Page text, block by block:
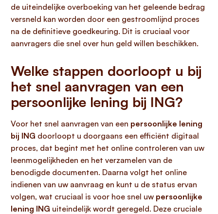
de uiteindelijke overboeking van het geleende bedrag
versneld kan worden door een gestroomlijnd proces
na de definitieve goedkeuring. Dit is cruciaal voor
aanvragers die snel over hun geld willen beschikken.
Welke stappen doorloopt u bij
het snel aanvragen van een
persoonlijke lening bij ING?
Voor het snel aanvragen van een persoonlijke lening
bij ING doorloopt u doorgaans een efficiënt digitaal
proces, dat begint met het online controleren van uw
leenmogelijkheden en het verzamelen van de
benodigde documenten. Daarna volgt het online
indienen van uw aanvraag en kunt u de status ervan
volgen, wat cruciaal is voor hoe snel uw persoonlijke
lening ING uiteindelijk wordt geregeld. Deze cruciale